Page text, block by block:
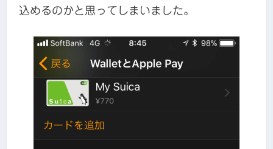
込めるのかと思ってしまいました。